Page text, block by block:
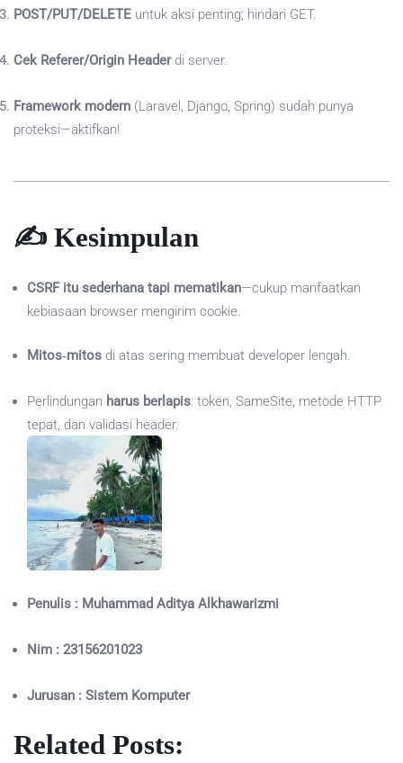
POST/PUT/DELETE untuk aksi penting; hindari GET.
Cek Referer/Origin Headerdi server.
Framework modern (Laravel, Django, Spring) sudah punya
proteksi—aktifkan!
✍️ Kesimpulan
CSRF itu sederhana tapi mematikan—cukup manfaatkan
kebiasaan browser mengirim cookie.
Mitos‑mitos di atas sering membuat developer lengah.
Perlindungan harus berlapis: token, SameSite, metode HTTP
tepat, dan validasi header.
Penulis : Muhammad Aditya Alkhawarizmi
Nim : 23156201023
Jurusan : Sistem Komputer
Related Posts: